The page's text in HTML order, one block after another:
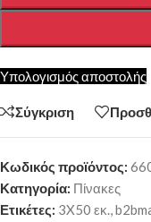
Υπολογισμός αποστολής
Σύγκριση
Κωδικός προϊόντος:
Κατηγορία: Πίνακες
Ετικέτες: 3X50 εκ.,